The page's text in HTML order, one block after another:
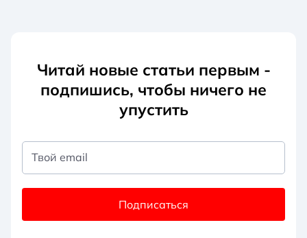
Читай новые статьи первым -
подпишись, чтобы ничего не
упустить
Твой email
Подписаться